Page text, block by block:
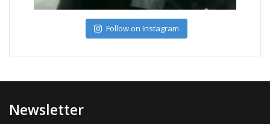
Follow on Instagram
Newsletter